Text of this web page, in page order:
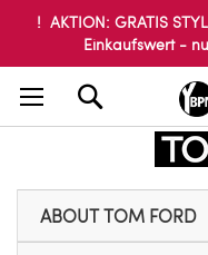
! AKTION: GRATIS
Einkaufswert -
ABOUT TOM FORD